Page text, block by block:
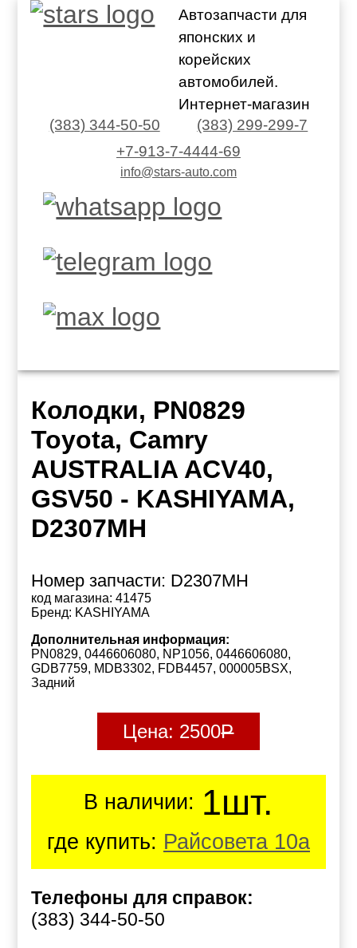
Автозапчасти для
японских и
корейских
автомобилей.
Интернет-магазин
(383) 344-50-50
(383) 299-299-7
+7-913-7-4444-69
info@stars-auto.com
Колодки, PN0829
Toyota, Camry
AUSTRALIA ACV40,
GSV50 - KASHIYAMA,
D2307MH
Номер запчасти: D2307MH
код магазина: 41475
Бренд: KASHIYAMA
Дополнительная информация:
PN0829, 0446606080, NP1056, 0446606080,
GDB7759, MDB3302, FDB4457, 000005BSX,
Задний
Цена: 2500Р
В наличии: 1шт.
где купить: Райсовета 10а
Телефоны для справок:
(383) 344-50-50